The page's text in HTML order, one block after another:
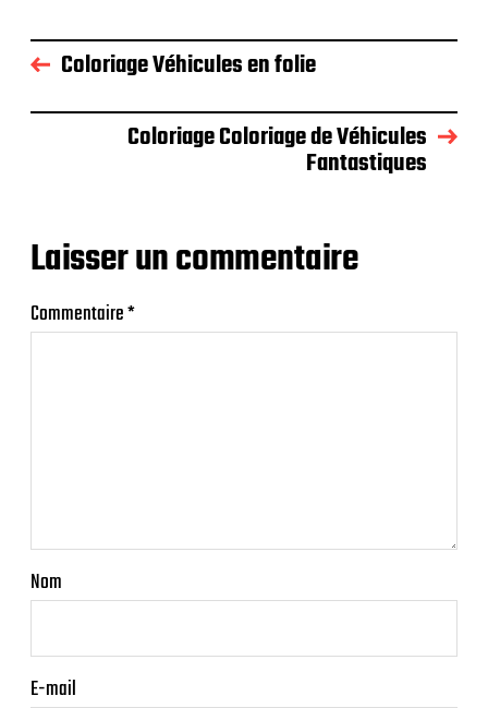
Coloriage Véhicules en folie
Coloriage Coloriage de Véhicules
Fantastiques
Laisser un commentaire
Commentaire*
Nom
E-mail